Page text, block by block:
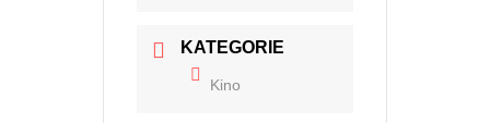
KATEGORIE
Kino